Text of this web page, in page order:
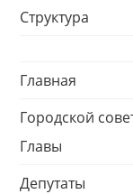
Структура
Главная
Городской
Главы
Депутаты